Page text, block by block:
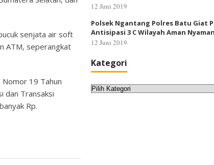
senjata air soft
ATM, seperangkat
19 Tahun
dan Transaksi
Rp.
12 Juni 2019
Polsek Ngantang Polres Batu Giat
Antisipasi 3 C Wilayah Aman Nyaman
12 Juni 2019
Kategori
Kategori